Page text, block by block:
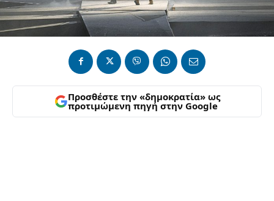
Προσθέστε την «δημοκρατία» ως
προτιμώμενη πηγή στην Google